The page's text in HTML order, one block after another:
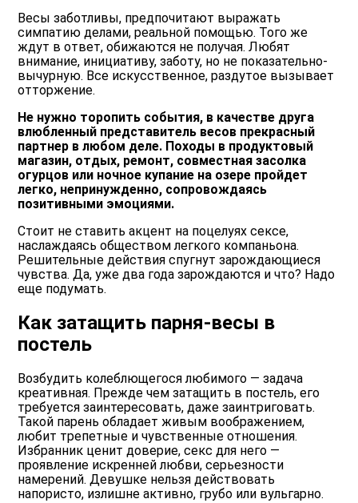
Весы заботливы, предпочитают выражать
симпатию делами, реальной помощью. Того же
ждут в ответ, обижаются не получая. Любят
внимание, инициативу, заботу, но не показательно-
вычурную. Все искусственное, раздутое вызывает
отторжение.
Не нужно торопить события, в качестве друга
влюбленный представитель весов прекрасный
партнер в любом деле. Походы в продуктовый
магазин, отдых, ремонт, совместная засолка
огурцов или ночное купание на озере пройдет
легко, непринужденно, сопровождаясь
позитивными эмоциями.
Стоит не ставить акцент на поцелуях сексе,
наслаждаясь обществом легкого компаньона.
Решительные действия спугнут зарождающиеся
чувства. Да, уже два года зарождаются и что? Надо
еще подумать.
Как затащить парня-весы в
постель
Возбудить колеблющегося любимого — задача
креативная. Прежде чем затащить в постель, его
требуется заинтересовать, даже заинтриговать.
Такой парень обладает живым воображением,
любит трепетные и чувственные отношения.
Избранник ценит доверие, секс для него —
проявление искренней любви, серьезности
намерений. Девушке нельзя действовать
напористо, излишне активно, грубо или вульгарно.